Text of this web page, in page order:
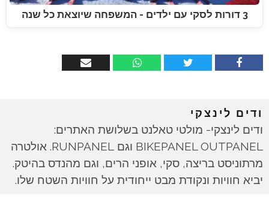
3 דורות לסקי עם ילדים - המשפחה שיוצאת כל שנה
ודים לינצקי
ודים לינצקי- מולטי טאלנט בשלושת האתרים:
BIKEPANEL OUTPANEL וגם RUNPANEL. אולטרה
מרתוניסט בריצה, סקי, אופני הרים, וגם מהנדס בהיטק.
יביא חוויות ונקודת מבט ייחודית על חוויות השטח שלו.